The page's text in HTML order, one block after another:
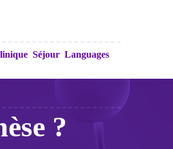
Séjour Languages
?